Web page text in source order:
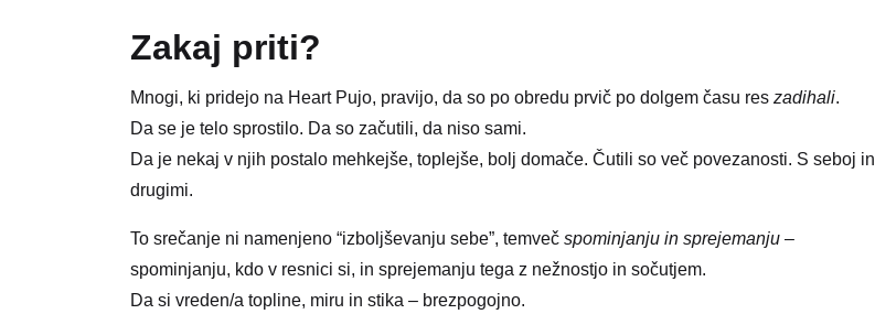
Zakaj priti?
Mnogi, ki pridejo na Heart Pujo, pravijo, da so po obredu prvič po dolgem času res zadihali.
Da se je telo sprostilo. Da so začutili, da niso sami.
Da je nekaj v njih postalo mehkejše, toplejše, bolj domače. Čutili so več povezanosti. S seboj in
drugimi.
To srečanje ni namenjeno “izboljševanju sebe”, temveč spominjanju in sprejemanju –
spominjanju, kdo v resnici si, in sprejemanju tega z nežnostjo in sočutjem.
Da si vreden/a topline, miru in stika – brezpogojno.